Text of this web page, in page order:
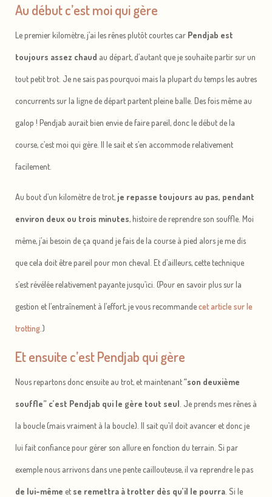
Au début c’est moi qui gère
Le premier kilomètre, j’ai les rênes plutôt courtes car Pendjab est
toujours assez chaud au départ, d’autant que je souhaite partir sur un
tout petit trot. Je ne sais pas pourquoi mais la plupart du temps les autres
concurrents sur la ligne de départ partent pleine balle. Des fois même au
galop ! Pendjab aurait bien envie de faire pareil, donc le début de la
course, c’est moi qui gère. Il le sait et s’en accommode relativement
facilement.
Au bout d’un kilomètre de trot, je repasse toujours au pas, pendant
environ deux ou trois minutes, histoire de reprendre son souffle. Moi
même, j’ai besoin de ça quand je fais de la course à pied alors je me dis
que cela doit être pareil pour mon cheval. Et d’ailleurs, cette technique
s’est révélée relativement payante jusqu’ici. (Pour en savoir plus sur la
gestion et l’entraînement à l’effort, je vous recommandecet article sur le
trotting .)
Et ensuite c’est Pendjab qui gère
Nous repartons donc ensuite au trot, et maintenant“son deuxième
souffle” c’est Pendjab qui le gère tout seul . Je prends mes rênes à
la boucle (mais vraiment à la boucle). Il sait qu’il doit avancer et donc je
lui fait confiance pour gérer son allure en fonction du terrain. Si par
exemple nous arrivons dans une pente caillouteuse, il va reprendre le pas
de lui-même et se remettra à trotter dès qu’il le pourra . Si le